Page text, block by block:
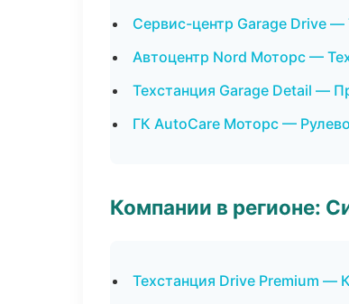
Сервис-центр Garage Drive
Автоцентр Nord Моторс —
Техстанция Garage Detail —
ГК AutoCare Моторс —
Компании в регионе:
Техстанция Drive Premium —